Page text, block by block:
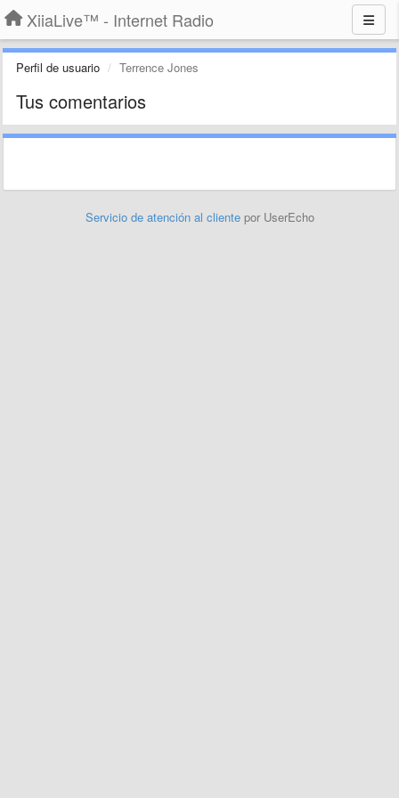
XiiaLive™ - Internet Radio
Perfil de usuario Terrence Jones
Tus comentarios
Servicio de atención al cliente por UserEcho